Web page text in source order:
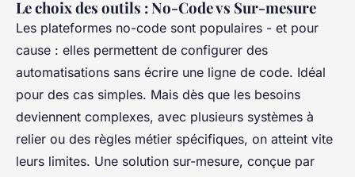
Le choix des outils : No-Code vs Sur-mesure
Les plateformes no-code sont populaires - et pour
cause : elles permettent de configurer des
automatisations sans écrire une ligne de code. Idéal
pour des cas simples. Mais dès que les besoins
deviennent complexes, avec plusieurs systèmes à
relier ou des règles métier spécifiques, on atteint vite
leurs limites. Une solution sur-mesure, conçue par